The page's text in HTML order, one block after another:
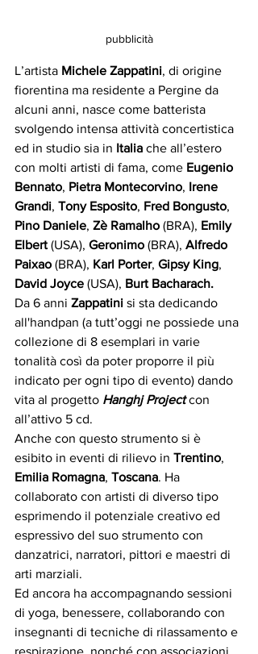
pubblicità
L’artista Michele Zappatini, di origine
fiorentina ma residente a Pergine da
alcuni anni, nasce come batterista
svolgendo intensa attività concertistica
ed in studio sia in Italia che all’estero
con molti artisti di fama, come Eugenio
Bennato, Pietra Montecorvino, Irene
Grandi, Tony Esposito, Fred Bongusto,
Pino Daniele, Zè Ramalho (BRA), Emily
Elbert (USA), Geronimo (BRA), Alfredo
Paixao (BRA), Karl Porter, Gipsy King,
David Joyce (USA), Burt Bacharach.
Da 6 anni Zappatini si sta dedicando
all'handpan (a tutt’oggi ne possiede una
collezione di 8 esemplari in varie
tonalità così da poter proporre il più
indicato per ogni tipo di evento) dando
vita al progetto Hanghj Project con
all’attivo 5 cd.
Anche con questo strumento si è
esibito in eventi di rilievo in Trentino,
Emilia Romagna, Toscana. Ha
collaborato con artisti di diverso tipo
esprimendo il potenziale creativo ed
espressivo del suo strumento con
danzatrici, narratori, pittori e maestri di
arti marziali.
Ed ancora ha accompagnando sessioni
di yoga, benessere, collaborando con
insegnanti di tecniche di rilassamento e